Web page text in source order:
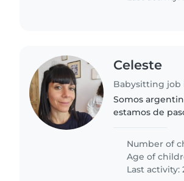
Celeste
Babysitting job
Somos
estamos de
Number of
Age of
Last